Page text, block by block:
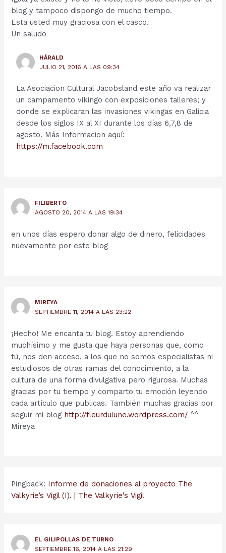
blog y tampoco dispongo de mucho tiempo.
Esta usted muy graciosa con el casco.
Un saludo
HÅRALD
JULIO 21, 2016 A LAS 09:34
La Asociacion Cultural Jacobsland este año va realizar
un campamento vikingo con exposiciones talleres; y
donde se explicaran las invasiones vikingas en Galicia
desde los siglos IX al XI durante los días 6,7,8 de
agosto. Más Informacion aquí:
https://m.facebook.com
FILIBERTO
AGOSTO 20, 2014 A LAS 19:34
en unos días espero donar algo de dinero, felicidades
nuevamente por este blog
MIREYA
SEPTIEMBRE 11, 2014 A LAS 23:22
¡Hecho! Me encanta tu blog. Estoy aprendiendo
muchísimo y me gusta que haya personas que, como
tú, nos den acceso, a los que no somos especialistas ni
estudiosos de otras ramas del conocimiento, a la
cultura de una forma divulgativa pero rigurosa. Muchas
gracias por tu tiempo y comparto tu emoción leyendo
cada artículo que publicas. También muchas gracias por
seguir mi blog http://fleurdulune.wordpress.com/ ^^
Mireya
Pingback: Informe de donaciones al proyecto The
Valkyrie’s Vigil (I). | The Valkyrie's Vigil
EL GILIPOLLAS DE TURNO
SEPTIEMBRE 16, 2014 A LAS 21:29